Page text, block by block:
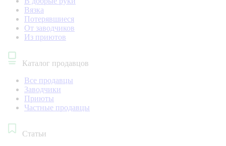
Вязка
Потерявшиеся
От заводчиков
Из приютов
Каталог продавцов
Все продавцы
Заводчики
Приюты
Частные продавцы
Статьи